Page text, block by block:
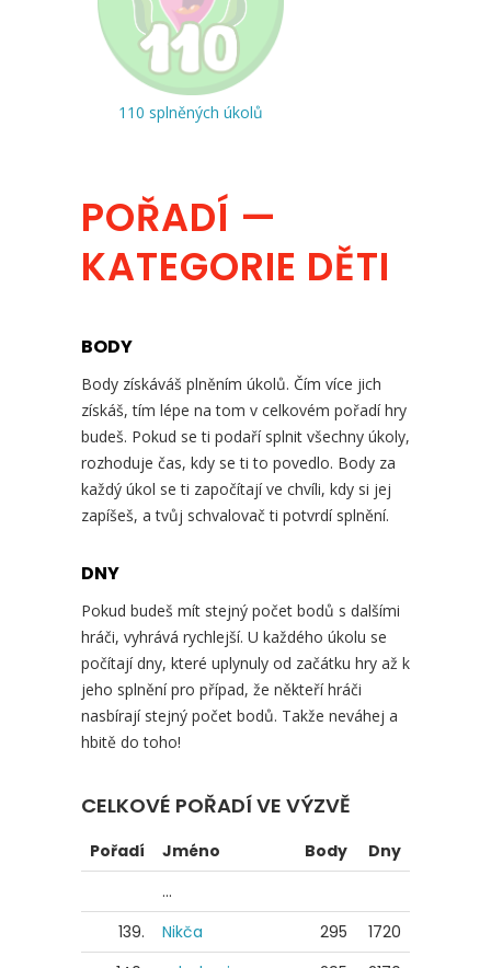
110 splněných úkolů
POŘADÍ —
KATEGORIE DĚTI
BODY
Body získáváš plněním úkolů. Čím více jich
získáš, tím lépe na tom v celkovém pořadí hry
budeš. Pokud se ti podaří splnit všechny úkoly,
rozhoduje čas, kdy se ti to povedlo. Body za
každý úkol se ti započítají ve chvíli, kdy si jej
zapíšeš, a tvůj schvalovač ti potvrdí splnění.
DNY
Pokud budeš mít stejný počet bodů s dalšími
hráči, vyhrává rychlejší. U každého úkolu se
počítají dny, které uplynuly od začátku hry až k
jeho splnění pro případ, že někteří hráči
nasbírají stejný počet bodů. Takže neváhej a
hbitě do toho!
CELKOVÉ POŘADÍ VE VÝZVĚ
Pořadí Jméno Body
Dny
...
139.
Nikča 295
1720